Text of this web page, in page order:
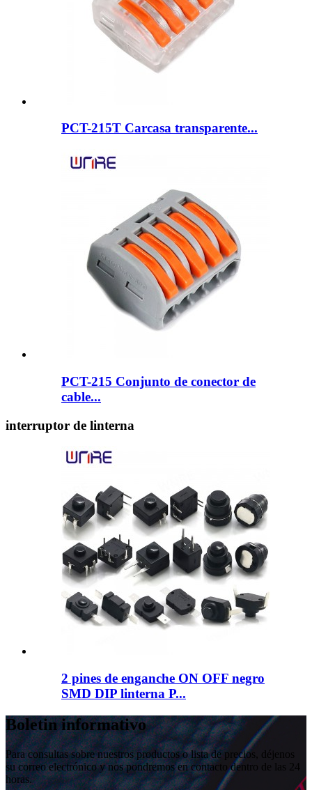
PCT-215T Carcasa transparente...
PCT-215 Conjunto de conector de
cable...
interruptor de linterna
2 pines de enganche ON OFF negro
SMD DIP linterna P...
Boletin informativo
Para consultas sobre nuestros productos o lista de precios, déjenos
su correo electrónico y nos pondremos en contacto dentro de las 24
horas.